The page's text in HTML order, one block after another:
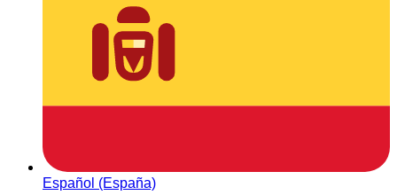
Español (España)